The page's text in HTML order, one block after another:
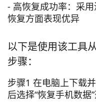
- 高恢复成功率：采
恢复方面表现优异
以下是使用该工具
步骤：
步骤1 在电脑上下载
后选择“恢复手机数据”